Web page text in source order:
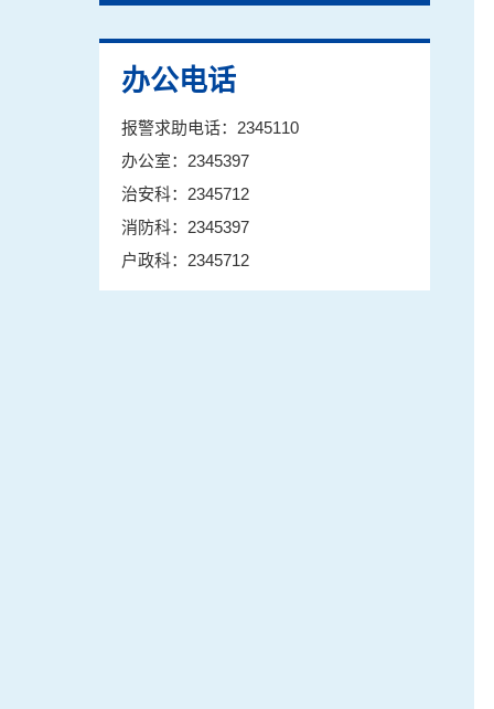
办公电话
报警求助电话：2345110
办公室：2345397
治安科：2345712
消防科：2345397
户政科：2345712